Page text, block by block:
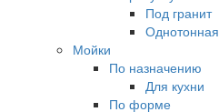
Под гранит
Однотонная
Мойки
По назначению
Для кухни
По форме